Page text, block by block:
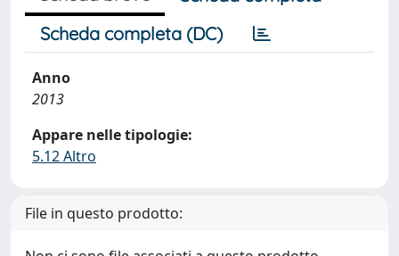
Scheda completa (DC)
Anno
2013
Appare nelle tipologie:
5.12 Altro
File in questo prodotto: